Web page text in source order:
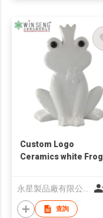
Custom Logo
Ceramics white Frog
查詢